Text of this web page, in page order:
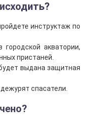
инструктаж по
акватории,
пристаней.
выдана защитная
спасатели.